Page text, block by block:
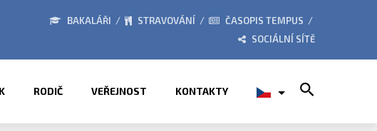
TÁBORY 2026 ZE ŽIVOTA ŠKOLY
BAKALÁŘI STRAVOVÁNÍ
ČASOPIS TEMPUS
SOCIÁLNÍ SÍTĚ
RODIČ VEŘEJNOST KONTAKTY